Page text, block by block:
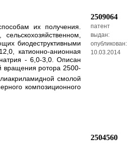
их получения.
биодеструктивными
катионно-анионная
- 6,0-3,0. Описан
вращения ротора 2500-
смолой
композиционного
2509064
патент
выдан:
опубликован:
10.03.2014
2504560